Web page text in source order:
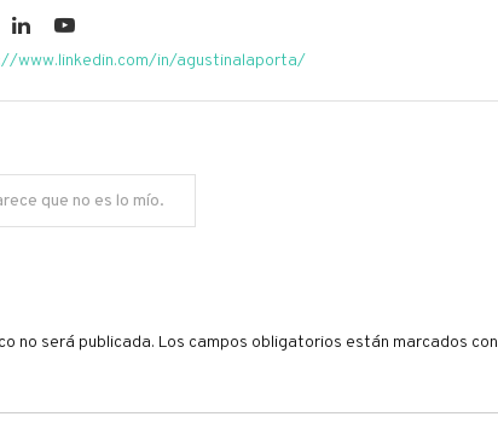
www.linkedin.com/in/agustinalaporta/
que no es lo mío.
no será publicada. Los campos obligatorios están marcados con